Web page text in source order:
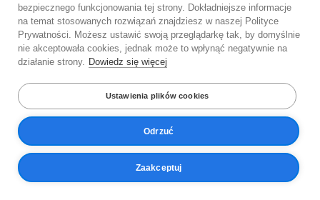
Od 2019 roku Fundacja Saventic pomaga
pacjentom w poszukiwaniu wczesnych i
bezpiecznego funkcjonowania tej strony. Dokładniejsze informacje
na temat stosowanych rozwiązań znajdziesz w naszej Polityce
Prywatności. Możesz ustawić swoją przeglądarkę tak, by domyślnie
nie akceptowała cookies, jednak może to wpłynąć negatywnie na
działanie strony. Dowiedz się więcej
Ustawienia plików cookies
Odrzuć
Zaakceptuj